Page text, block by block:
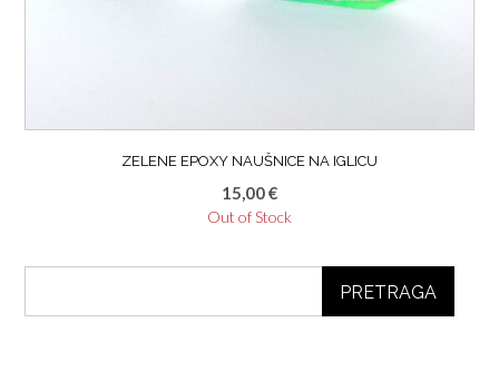
ZELENE EPOXY NAUŠNICE NA IGLICU
15,00€
Out of Stock
PRETRAGA